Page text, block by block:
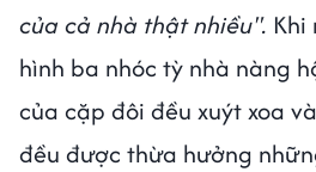
của cả nhà thật nhiều".
hình ba nhóc tỳ nhà nàng
của cặp đôi đều xuýt xoa
đều được thừa hưởng